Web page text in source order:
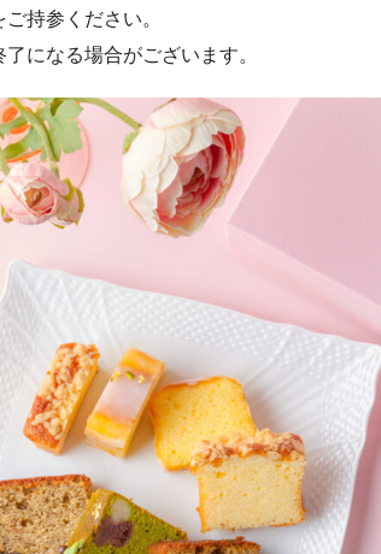
持参ください。
になる場合がございます。